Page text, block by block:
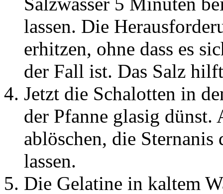
lassen. Die
erhitzen, ohne dass es
der Fall ist. Das Salz
Jetzt die Schalotten in
der Pfanne glasig
ablöschen, die Sternanis
lassen.
Die Gelatine in kaltem